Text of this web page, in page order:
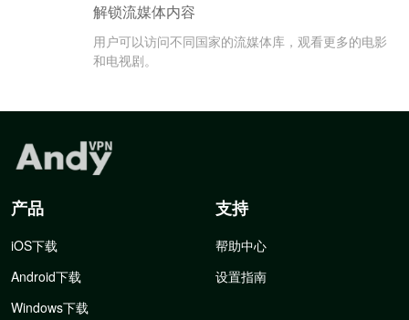
解锁流媒体内容
用户可以访问不同国家的流媒体库，观看更多的电影
和电视剧。
产品
iOS下载
Android下载
Windows下载
支持
帮助中心
设置指南